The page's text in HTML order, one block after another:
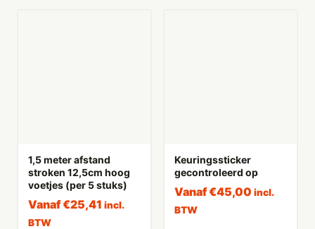
1,5 meter afstand
stroken 12,5cm hoog
voetjes (per 5 stuks)
Vanaf€25,41 incl.
BTW
Keuringssticker
gecontroleerd op
Vanaf€45,00 incl.
BTW